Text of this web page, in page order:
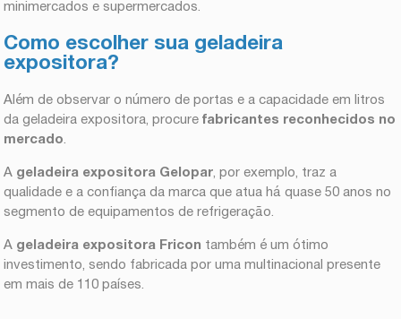
minimercados e supermercados.
Como escolher sua geladeira
expositora?
Além de observar o número de portas e a capacidade em litros
da geladeira expositora, procurefabricantes reconhecidos no
mercado
A geladeira expositora Gelopar , por exemplo, traz a
qualidade e a confiança da marca que atua há quase 50 anos no
segmento de equipamentos de refrigeração.
A geladeira expositora Fricon também é um ótimo
investimento, sendo fabricada por uma multinacional presente
em mais de 110 países.